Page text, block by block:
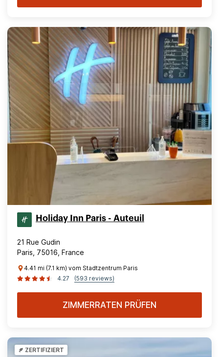
Holiday Inn Paris - Auteuil
21 Rue Gudin
Paris, 75016, France
4.41 mi (7.1 km) vom Stadtzentrum Paris
4.27
(593 reviews)
ZIMMERRATEN PRÜFEN
ZERTIFIZIERT